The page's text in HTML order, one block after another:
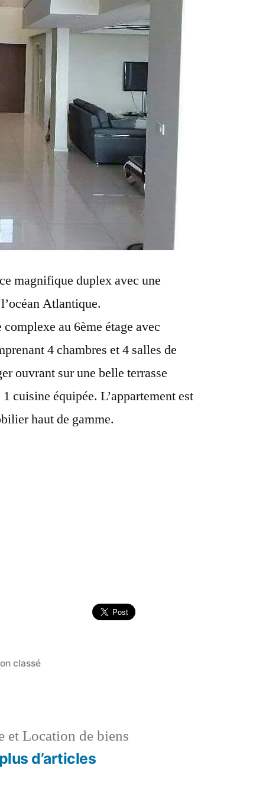
magnifique duplex avec une
Atlantique.
au 6ème étage avec
4 chambres et 4 salles de
ouvrant sur une belle terrasse
cuisine équipée. L’appartement est
haut de gamme.
classé
et Location de biens
d’articles